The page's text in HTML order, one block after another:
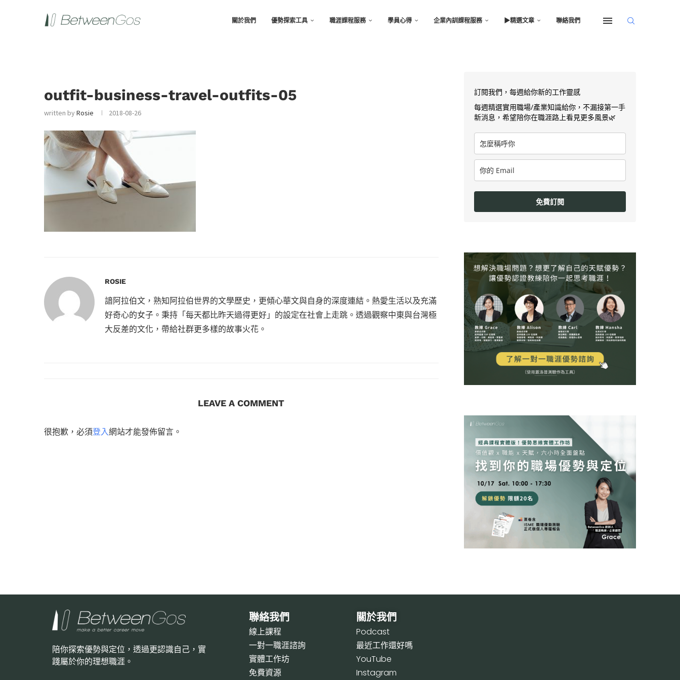
關於我們 優勢探索工具 職涯課程服務 學員心得 企業內訓課程服務 ▶︎精選文章 聯絡我們
outfit-business-travel-outfits-05
written byRosie 2018-08-26
ROSIE
諳阿拉伯文，熟知阿拉伯世界的文學歷史，更傾心華文與自身的深度連結。熱愛生活以及充滿
好奇心的女子。秉持「每天都比昨天過得更好」的設定在社會上走跳。透過觀察中東與台灣極
大反差的文化，帶給社群更多樣的故事火花。
LEAVE A COMMENT
很抱歉，必須登入網站才能發佈留言。
訂閱我們，每週給你新的工作靈感
每週精選實用職場/產業知識給你，不漏接第一手
新消息，希望陪你在職涯路上看見更多風景🌿
免費訂閱
陪你探索優勢與定位，透過更認識自己，實
踐屬於你的理想職涯。
聯絡我們
線上課程
一對一職涯諮詢
實體工作坊
免費資源
關於我們
Podcast
最近工作還好嗎
YouTube
Instagram